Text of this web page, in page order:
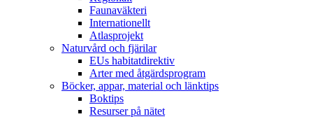
Faunaväkteri
Internationellt
Atlasprojekt
Naturvård och fjärilar
EUs habitatdirektiv
Arter med åtgärdsprogram
Böcker, appar, material och länktips
Boktips
Resurser på nätet